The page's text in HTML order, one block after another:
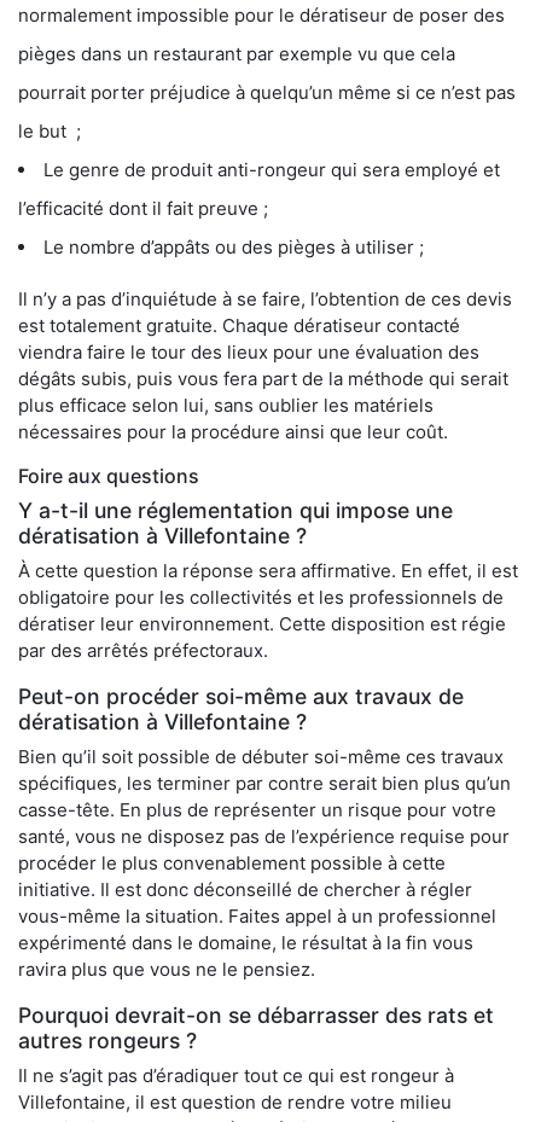
normalement impossible pour le dératiseur de poser des
pièges dans un restaurant par exemple vu que cela
pourrait porter préjudice à quelqu’un même si ce n’est pas
le but ;
Le genre de produit anti-rongeur qui sera employé et
l’efficacité dont il fait preuve ;
Le nombre d’appâts ou des pièges à utiliser ;
Il n’y a pas d’inquiétude à se faire, l’obtention de ces devis
est totalement gratuite. Chaque dératiseur contacté
viendra faire le tour des lieux pour une évaluation des
dégâts subis, puis vous fera part de la méthode qui serait
plus efficace selon lui, sans oublier les matériels
nécessaires pour la procédure ainsi que leur coût.
Foire aux questions
Y a-t-il une réglementation qui impose une
dératisation à Villefontaine ?
À cette question la réponse sera affirmative. En effet, il est
obligatoire pour les collectivités et les professionnels de
dératiser leur environnement. Cette disposition est régie
par des arrêtés préfectoraux.
Peut-on procéder soi-même aux travaux de
dératisation à Villefontaine ?
Bien qu’il soit possible de débuter soi-même ces travaux
spécifiques, les terminer par contre serait bien plus qu’un
casse-tête. En plus de représenter un risque pour votre
santé, vous ne disposez pas de l’expérience requise pour
procéder le plus convenablement possible à cette
initiative. Il est donc déconseillé de chercher à régler
vous-même la situation. Faites appel à un professionnel
expérimenté dans le domaine, le résultat à la fin vous
ravira plus que vous ne le pensiez.
Pourquoi devrait-on se débarrasser des rats et
autres rongeurs ?
Il ne s’agit pas d’éradiquer tout ce qui est rongeur à
Villefontaine, il est question de rendre votre milieu